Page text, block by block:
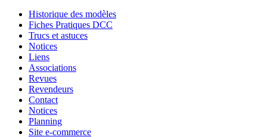
Historique des modèles
Fiches Pratiques DCC
Trucs et astuces
Notices
Liens
Associations
Revues
Revendeurs
Contact
Notices
Planning
Site e-commerce